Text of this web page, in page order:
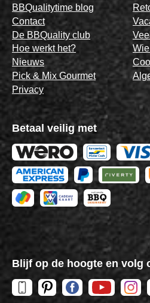
BBQualitytime blog
Contact
De BBQuality club
Hoe werkt het?
Nieuws
Pick & Mix Gourmet
Privacy
Betaal veilig met
Blijf op de hoogte en volg